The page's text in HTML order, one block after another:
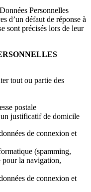
Personnelles
d’un défaut de réponse à
sont précisés lors de leur
tout ou partie des
postale
justificatif de domicile
de connexion et
(spamming,
la navigation,
de connexion et